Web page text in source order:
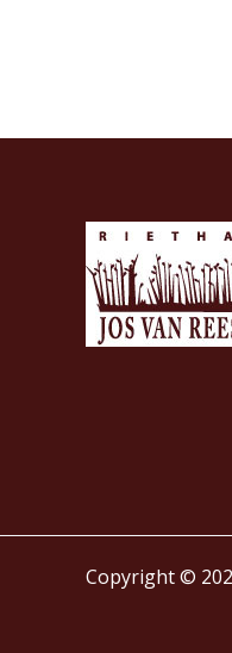
Copyright ©